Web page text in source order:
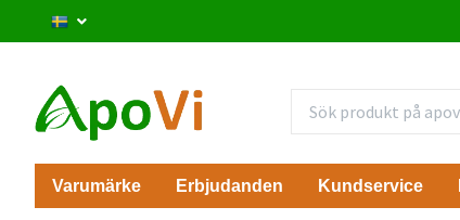
Varumärke Erbjudanden Kundservice